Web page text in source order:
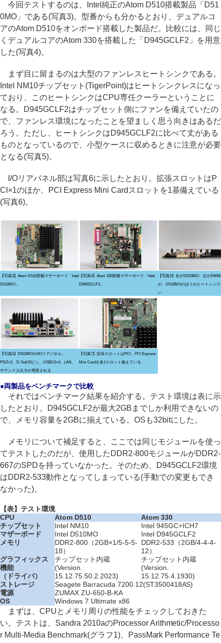
今回テストするのは、Intel純正のAtom D510搭載製品「D51
0MO」である(写真3)。型番からも分かるとおり、デュアルコ
アのAtom D510をオンボード搭載した製品だ。比較には、同じ
くデュアルコアのAtom 330を搭載した「D945GCLF2」を用意
した(写真4)。
まず目に留まるのは大型のファンレスヒートシンクである。
Intel NM10チップセット(TigerPoint)はヒートシンクレスになっ
ており、このヒートシンクはCPU専任クーラーということに
なる。D945GCLF2はチップセット側にファンを備えていたの
で、ファンレス環境になったことを望ましく思う向きはあるだ
ろう。ただし、ヒートシンクはD945GCLF2に比べて丈がある
ものとなっているので、小型ケースに収めるときに注意が必要
となる(写真5)。
I/Oリアパネル部は写真6に示したとおり。拡張スロットはP
CI×1のほか、PCI Express Mini Cardスロットを1基備えている
(写真6)。
【写真3】Atom D510搭載マザーボード「Intel
D510MO」
【写真4】Atom 330搭載マザーボード「Intel
D945GCLF2」
【写真5】右がD510MO、左が
が、D510MOのほうがヒートシン
い
【写真6】D510MOのI/Oリアパネル。
PS/2×2、D-Sub15ピン、USB2.0×4、LAN、
サウンド入出力が用意される
【写真7】拡張スロットはPCI、PCI Express
Mini Cardを各1スロット備えている
●両製品をベンチマークで比較
それではベンチマーク結果を紹介する。テスト環境は表に示
したとおり。D945GCLF2が最大2GBまでしか利用できないの
で、メモリ容量を2GBに揃えている。OSも32bitにした。
メモリについて補足すると、ここでは同じモジュールを使っ
てテストしたのだが、使用したDDR2-800モジュールがDDR2-
667のSPDを持っていなかった。そのため、D945GCLF2環境
はDDR2-533動作となってしまっている(手動での変更もでき
なかった)。
【表】テスト環境
CPU
Atom D510
Atom 330
チップセット
Intel NM10
Intel 945GC+ICH7
マザーボード
Intel D510MO
Intel D945GCLF2
メモリ
DDR2-800（2GB×1/5-5-5-
18）
DDR2-533（2GB/4-4-4-
12）
グラフィックス
機能
（ドライバ）
チップセット内蔵
(Version.
15.12.75.50.2.2023)
チップセット内蔵
(Version.
15.12.75.4.1930)
ストレージ
Seagete Barracuda 7200.12(ST3500418AS)
電源
ZUMAX ZU-650-B-KA
OS
Windows 7 Ultimate x86
まずは、CPUとメモリ周りの性能をチェックしておきた
い。テストは、Sandra 2010aのProcessor Arithmetic/Processo
r Multi-Media Benchmark(グラフ1)、PassMark Performance Te